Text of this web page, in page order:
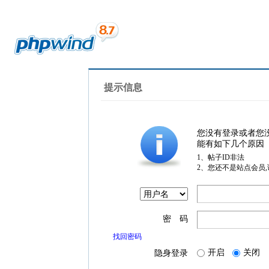
提示信息
您没有登录或者您
能有如下几个原因
1、帖子ID非法
2、您还不是站点会员
密 码
找回密码
隐身登录 开启 关闭